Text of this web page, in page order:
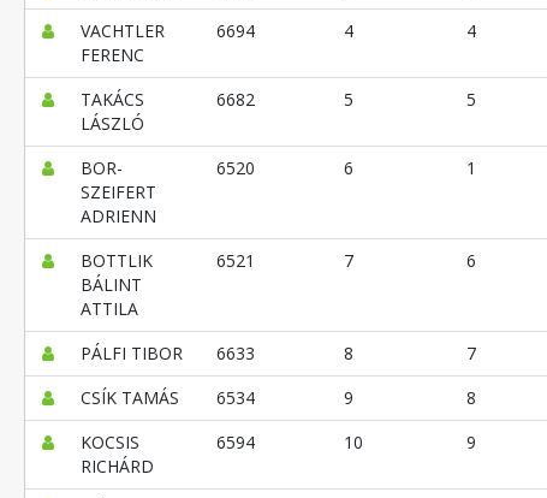
VACHTLER
FERENC
6694 4 4
TAKÁCS
LÁSZLÓ
6682 5 5
BOR-
SZEIFERT
ADRIENN
6520 6 1
BOTTLIK
BÁLINT
ATTILA
6521 7 6
PÁLFI TIBOR 6633 8 7
CSÍK TAMÁS
6534 9 8
KOCSIS
RICHÁRD
6594 10 9